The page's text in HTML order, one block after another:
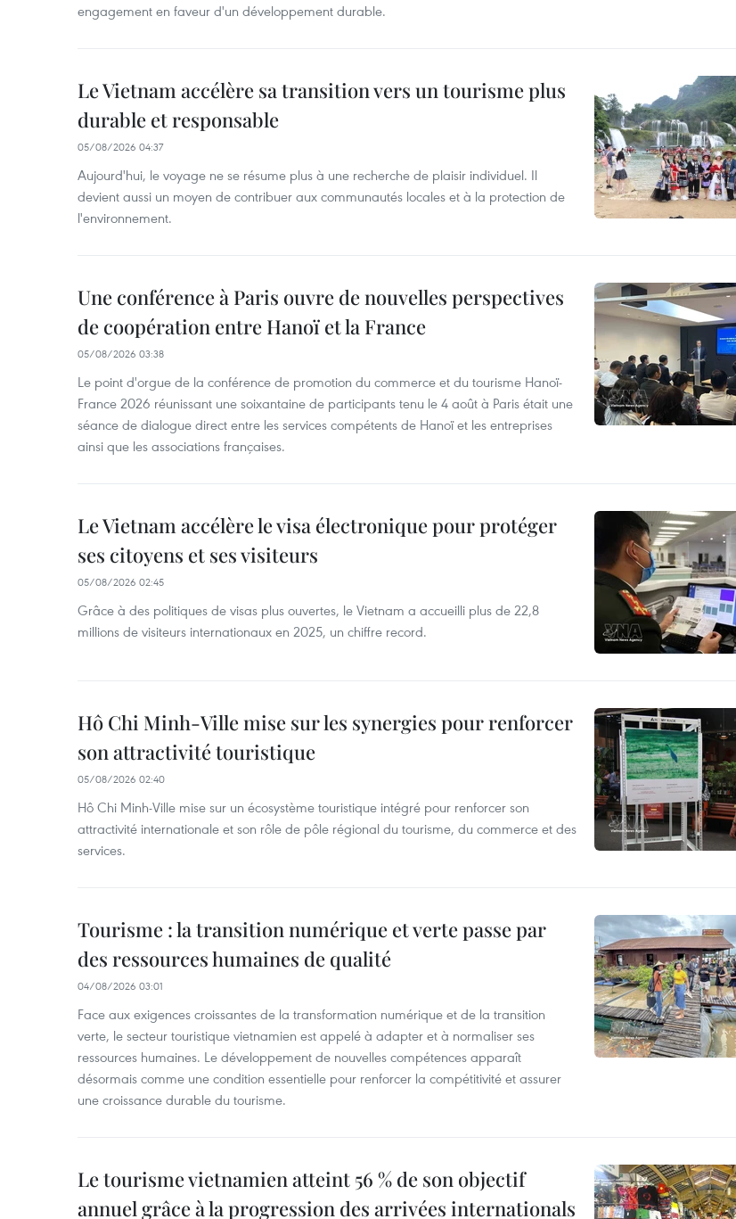
engagement en faveur d'un développement durable.
Le Vietnam accélère sa transition vers un tourisme plus
durable et responsable
05/08/2026 04:37
Aujourd'hui, le voyage ne se résume plus à une recherche de plaisir individuel. Il
devient aussi un moyen de contribuer aux communautés locales et à la protection de
l'environnement.
Une conférence à Paris ouvre de nouvelles perspectives
de coopération entre Hanoï et la France
05/08/2026 03:38
Le point d'orgue de la conférence de promotion du commerce et du tourisme Hanoï-
France 2026 réunissant une soixantaine de participants tenu le 4 août à Paris était une
séance de dialogue direct entre les services compétents de Hanoï et les entreprises
ainsi que les associations françaises.
Le Vietnam accélère le visa électronique pour protéger
ses citoyens et ses visiteurs
05/08/2026 02:45
Grâce à des politiques de visas plus ouvertes, le Vietnam a accueilli plus de 22,8
millions de visiteurs internationaux en 2025, un chiffre record.
Hô Chi Minh-Ville mise sur les synergies pour renforcer
son attractivité touristique
05/08/2026 02:40
Hô Chi Minh-Ville mise sur un écosystème touristique intégré pour renforcer son
attractivité internationale et son rôle de pôle régional du tourisme, du commerce et des
services.
Tourisme : la transition numérique et verte passe par
des ressources humaines de qualité
04/08/2026 03:01
Face aux exigences croissantes de la transformation numérique et de la transition
verte, le secteur touristique vietnamien est appelé à adapter et à normaliser ses
ressources humaines. Le développement de nouvelles compétences apparaît
désormais comme une condition essentielle pour renforcer la compétitivité et assurer
une croissance durable du tourisme.
Le tourisme vietnamien atteint 56 % de son objectif
annuel grâce à la progression des arrivées internationals